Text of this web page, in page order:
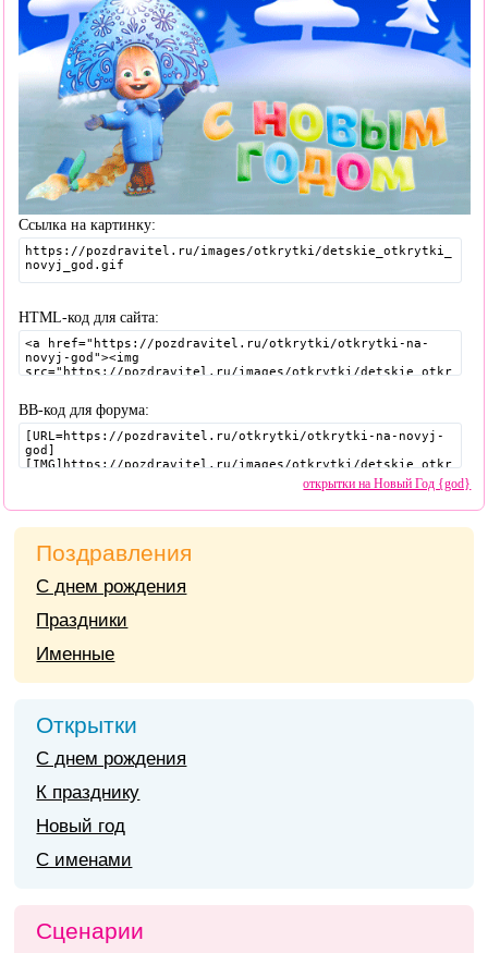
Ссылка на картинку:
HTML-код для сайта:
BB-код для форума:
открытки на Новый Год {god}
Поздравления
С днем рождения
Праздники
Именные
Открытки
С днем рождения
К празднику
Новый год
С именами
Сценарии